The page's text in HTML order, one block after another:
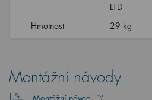
LTD
Hmotnost
29 kg
Montážní návody